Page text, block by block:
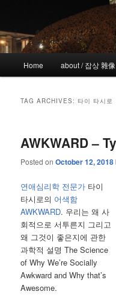
primary
content
secondary
content!wicked
the more I see the less I
Home about / 잡상 雜像
TAG ARCHIVES: 타이 타시로
AWKWARD –
Posted onOctober 12, 2018
연애심리학 전문가 타이
타시로의 어색함
AWKWARD. 우리는 왜 사
회적으로 서투른지 그리고
왜 그것이 좋은지에 관한
과학적 설명 The Science
of Why We’re Socially
Awkward and Why that’s
Awesome.